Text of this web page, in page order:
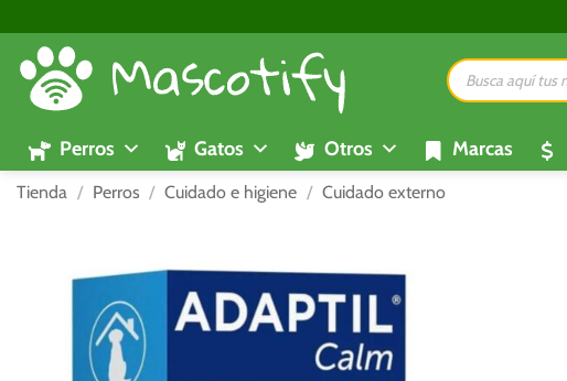
al
contenido
Búsqueda
de
productos
Perros Gatos Otros Marcas
Tienda / Perros / Cuidado e higiene / Cuidado externo